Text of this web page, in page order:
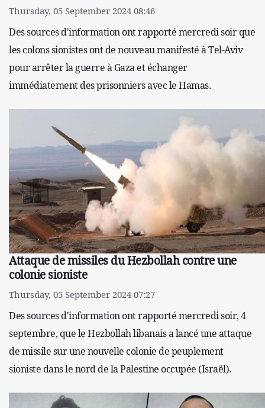
Thursday, 05 September 2024 08:46
Des sources d'information ont rapporté mercredi soir que
les colons sionistes ont de nouveau manifesté à Tel-Aviv
pour arrêter la guerre à Gaza et échanger
immédiatement des prisonniers avec le Hamas.
Attaque de missiles du Hezbollah contre une
colonie sioniste
Thursday, 05 September 2024 07:27
Des sources d'information ont rapporté mercredi soir, 4
septembre, que le Hezbollah libanais a lancé une attaque
de missile sur une nouvelle colonie de peuplement
sioniste dans le nord de la Palestine occupée (Israël).